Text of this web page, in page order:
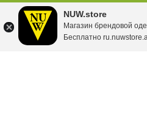
NUW.store
Магазин брендовой
Бесплатно